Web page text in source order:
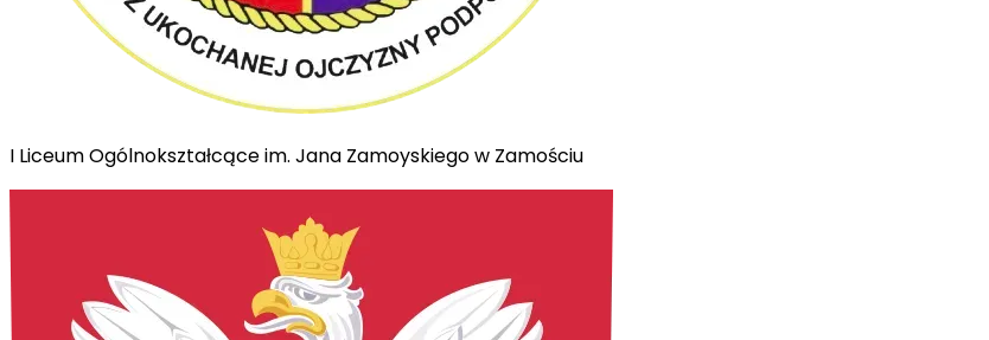
I Liceum Ogólnokształcące im. Jana Zamoyskiego w Zamościu